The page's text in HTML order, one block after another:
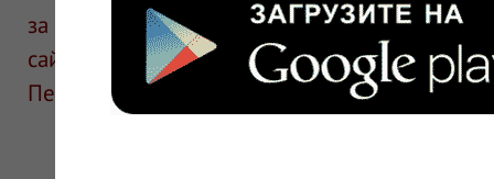
за информацию в отзывах. Описание
сайте для ознакомления и не является
Перед применением необходима